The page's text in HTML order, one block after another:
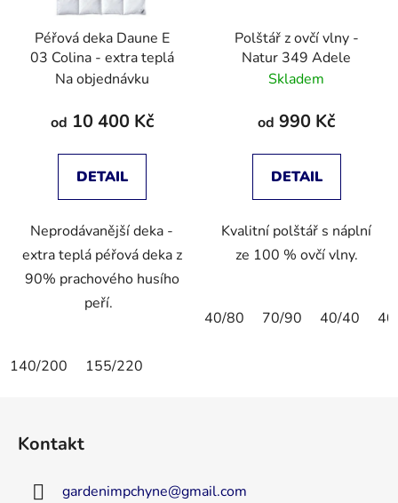
Péřová deka Daune E
03 Colina - extra teplá
Na objednávku
od 10 400 Kč
DETAIL
Neprodávanější deka -
extra teplá péřová deka z
90% prachového husího
peří.
140/200 155/220
Polštář z ovčí vlny -
Natur 349 Adele
Skladem
od 990 Kč
DETAIL
Kvalitní polštář s náplní
ze 100 % ovčí vlny.
40/80 70/90 40/40
Kontakt
gardenimpchyne@gmail.com